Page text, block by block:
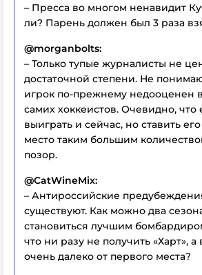
– Пресса во многом ненавидит
ли? Парень должен был 3 раза
@morganbolts:
– Только тупые журналисты не
достаточной степени. Не
игрок по-прежнему недооценен
самих хоккеистов. Очевидно,
выиграть и сейчас, но ставить
место таким большим
позор.
@CatWineMix:
– Антироссийские
существуют. Как можно два
становиться лучшим
что ни разу не получить «Харт»,
очень далеко от первого места?